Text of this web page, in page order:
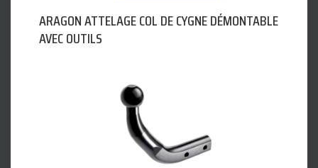
ARAGON ATTELAGE COL DE CYGNE DÉMONTABLE
AVEC OUTILS